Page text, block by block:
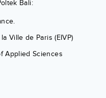
Bali:
Ville de Paris (EIVP)
Applied Sciences